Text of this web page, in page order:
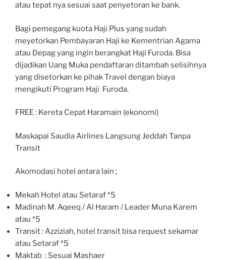
atau tepat nya sesuai saat penyetoran ke bank.
Bagi pemegang kuota Haji Plus yang sudah
meyetorkan Pembayaran Haji ke Kementrian Agama
atau Depag yang ingin berangkat Haji Furoda. Bisa
dijadikan Uang Muka pendaftaran ditambah selisihnya
yang disetorkan ke pihak Travel dengan biaya
mengikuti Program Haji Furoda.
FREE : Kereta Cepat Haramain (ekonomi)
Maskapai Saudia Airlines Langsung Jeddah Tanpa
Transit
Akomodasi hotel antara lain ;
Mekah Hotel atau Setaraf *5
Madinah M. Aqeeq / Al Haram / Leader Muna Karem
atau *5
Transit : Azziziah, hotel transit bisa request sekamar
atau Setaraf *5
Maktab : Sesuai Mashaer